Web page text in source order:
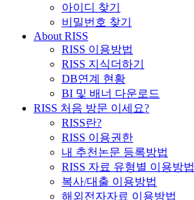
아이디 찾기
비밀번호 찾기
About RISS
RISS 이용방법
RISS 지식더하기
DB연계 현황
BI 및 배너 다운로드
RISS 처음 방문 이세요?
RISS란?
RISS 이용권한
내 추천논문 등록방법
RISS 자료 유형별 이용방법
복사/대출 이용방법
해외전자자료 이용방법